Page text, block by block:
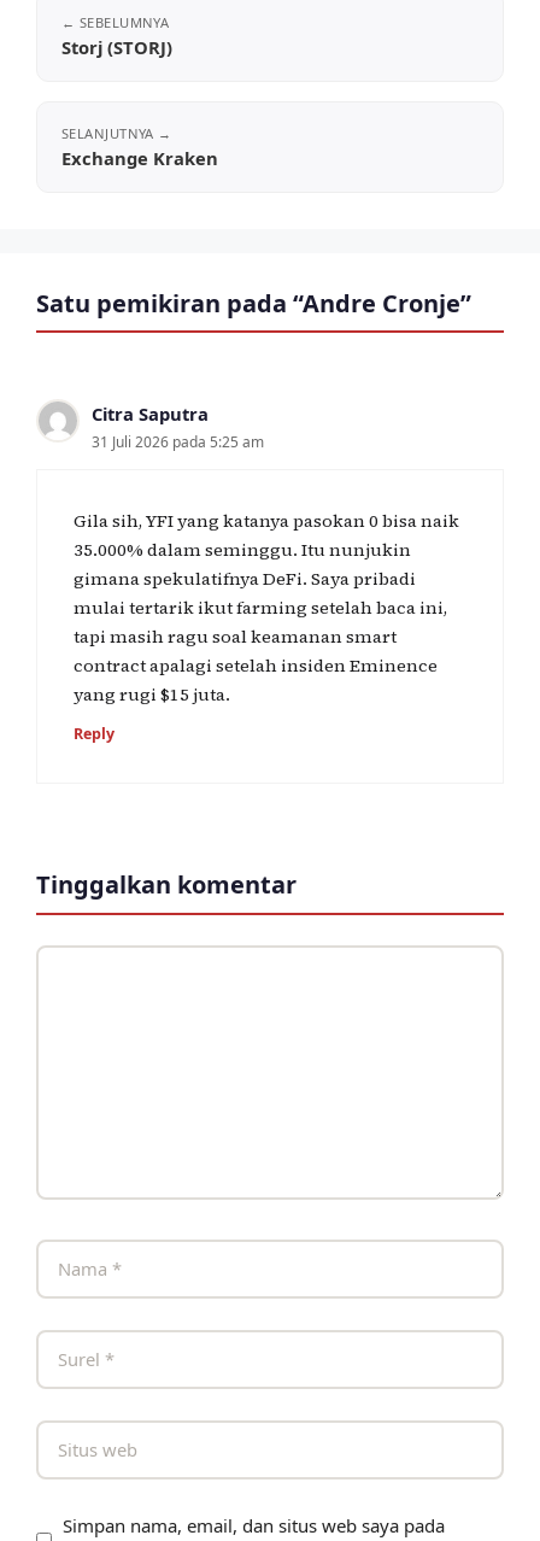
Storj (STORJ)
Exchange Kraken
Satu pemikiran pada “Andre Cronje”
Citra Saputra
31 Juli 2026 pada 5:25 am
Gila sih, YFI yang katanya pasokan 0 bisa naik
35.000% dalam seminggu. Itu nunjukin
gimana spekulatifnya DeFi. Saya pribadi
mulai tertarik ikut farming setelah baca ini,
tapi masih ragu soal keamanan smart
contract apalagi setelah insiden Eminence
yang rugi $15 juta.
Reply
Tinggalkan komentar
Komentar
Nama
Surel
Situs
Simpan nama, email, dan situs web saya pada